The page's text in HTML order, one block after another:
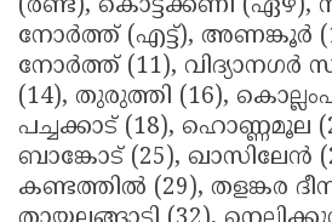
(രണ്ട്), കൊട്ടക്കണി (ഏഴ്),
നോർത്ത് (എട്ട്), അണങ്കൂർ
നോർത്ത് (11), വിദ്യാനഗർ
(14), തുരുത്തി (16),
പച്ചക്കാട് (18), ഹൊണ്ണമൂല
ബാങ്കോട് (25), ഖാസിലേൻ
കണ്ടത്തിൽ (29), തളങ്കര